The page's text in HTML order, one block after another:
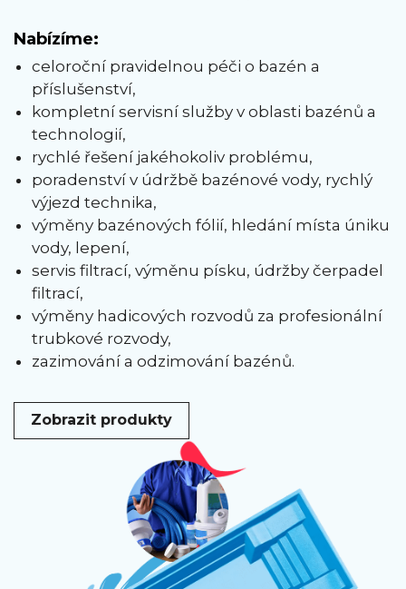
Nabízíme:
celoroční pravidelnou péči o bazén a
příslušenství,
kompletní servisní služby v oblasti bazénů a
technologií,
rychlé řešení jakéhokoliv problému,
poradenství v údržbě bazénové vody, rychlý
výjezd technika,
výměny bazénových fólií, hledání místa úniku
vody, lepení,
servis filtrací, výměnu písku, údržby čerpadel
filtrací,
výměny hadicových rozvodů za profesionální
trubkové rozvody,
zazimování a odzimování bazénů.
Zobrazit produkty